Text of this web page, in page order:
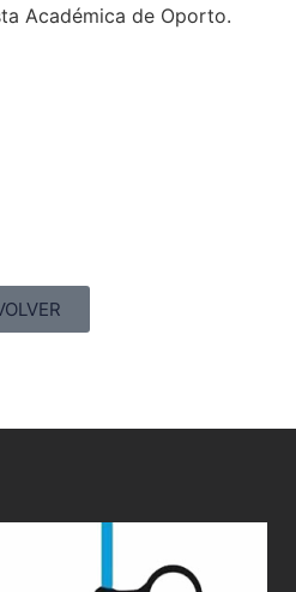
Académica de Oporto.